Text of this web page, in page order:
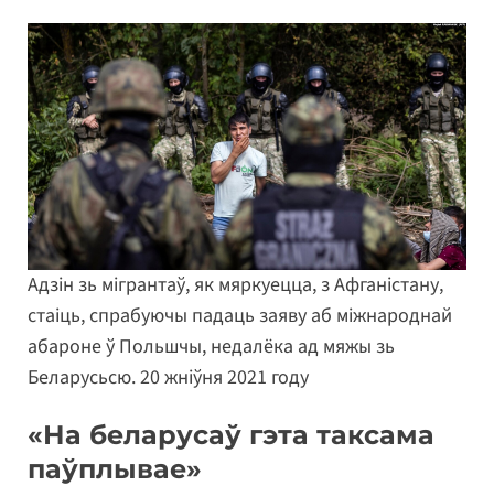
Адзін зь мігрантаў, як мяркуецца, з Афганістану,
стаіць, спрабуючы падаць заяву аб міжнароднай
абароне ў Польшчы, недалёка ад мяжы зь
Беларусьсю. 20 жніўня 2021 году
«На беларусаў гэта таксама
паўплывае»